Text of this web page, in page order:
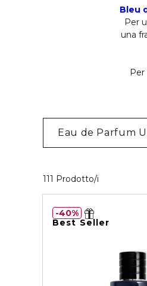
Bleu
Per
una
Eau de Parfum
111 Prodotto/i
Best Seller
40%